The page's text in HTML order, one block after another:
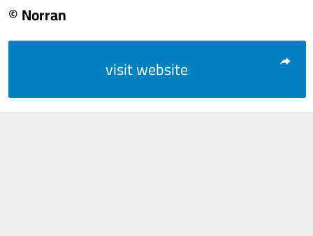
© Norran
visit website